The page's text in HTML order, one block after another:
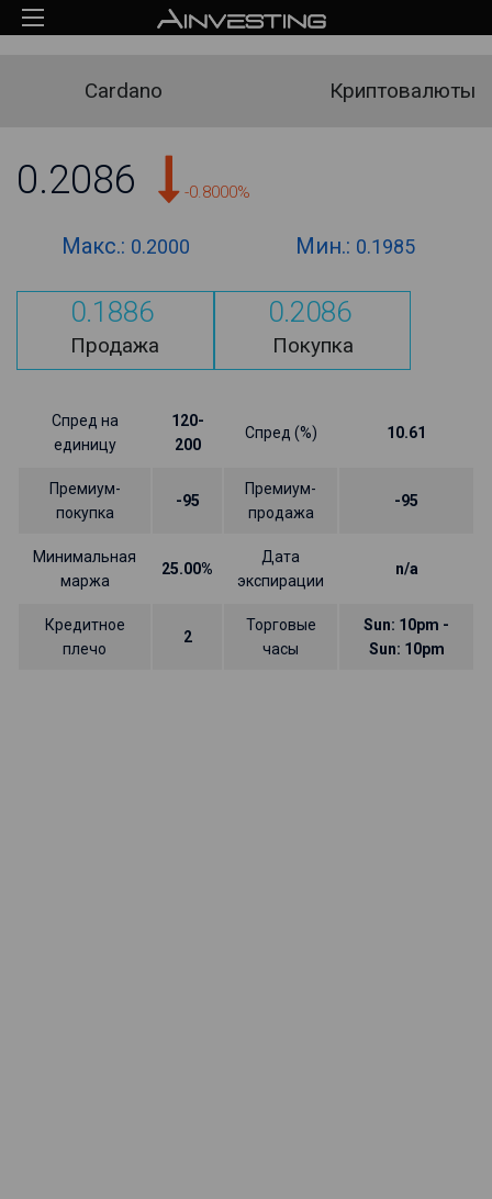
Cardano Криптовалюты
0.2086 -0.8000%
Макс.: 0.2000 Мин.: 0.1985
0.1886
Продажа
0.2086
Покупка
Спред на
единицу
120-
200
Спред (%) 10.61
Премиум-
покупка
-95
Премиум-
продажа
-95
Минимальная
маржа
25.00%
Дата
экспирации
n/a
Кредитное
плечо
2
Торговые
часы
Sun: 10pm -
Sun: 10pm